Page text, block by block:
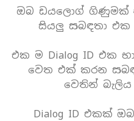
ඔබ ඩයලොග් ගිණුමක්
සියලු සබඳතා
එක ම Dialog ID එක
වෙත එක් කරන
වෙතින්
Dialog ID එකක්